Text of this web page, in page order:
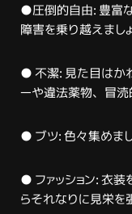
●圧倒的自由: 豊富
障害を乗り越えまし
● 不潔: 見た目はか
ーや違法薬物、冒涜
● ブツ: 色々集めま
● ファッション: 衣
らそれなりに見栄を